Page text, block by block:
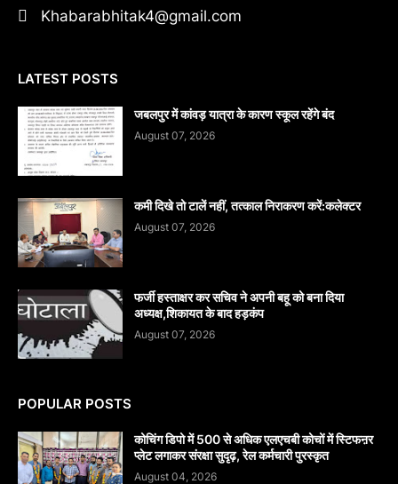
Khabarabhitak4@gmail.com
LATEST POSTS
जबलपुर में कांवड़ यात्रा के कारण स्कूल रहेंगे बंद
August 07, 2026
कमी दिखे तो टालें नहीं, तत्काल निराकरण करें:कलेक्टर
August 07, 2026
फर्जी हस्ताक्षर कर सचिव ने अपनी बहू को बना दिया
अध्यक्ष,शिकायत के बाद हड़कंप
August 07, 2026
POPULAR POSTS
कोचिंग डिपो में 500 से अधिक एलएचबी कोचों में स्टिफऩर
प्लेट लगाकर संरक्षा सुदृढ़, रेल कर्मचारी पुरस्कृत
August 04, 2026